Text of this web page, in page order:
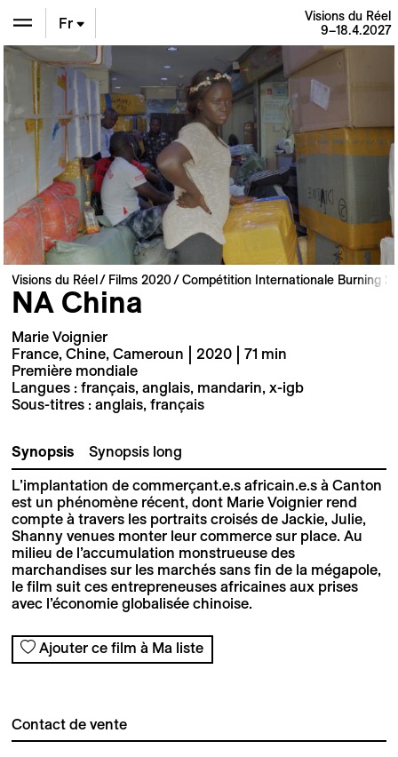
En
De
Fr
Visions du Réel
9–18.4.2027
Visions du Réel Films 2020 Compétition Internationale Burning
NA China
Marie Voignier
France, Chine, Cameroun | 2020 | 71 min
Première mondiale
Langues : français, anglais, mandarin, x-igb
Sous-titres : anglais, français
Synopsis Synopsis long
L’implantation de commerçant.e.s africain.e.s à Canton
est un phénomène récent, dont Marie Voignier rend
compte à travers les portraits croisés de Jackie, Julie,
Shanny venues monter leur commerce sur place. Au
milieu de l’accumulation monstrueuse des
marchandises sur les marchés sans fin de la mégapole,
le film suit ces entrepreneuses africaines aux prises
avec l’économie globalisée chinoise.
Ajouter ce film à Ma liste
Contact de vente